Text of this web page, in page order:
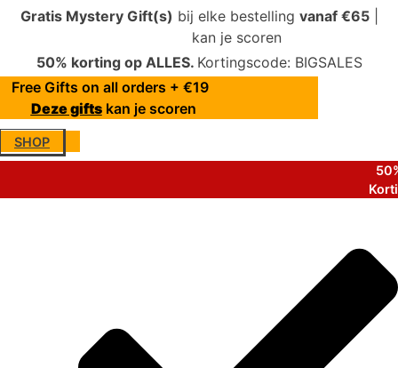
Gratis Mystery Gift(s) bij elke bestelling vanaf €65|
kan je scoren
50% korting op ALLES. Kortingscode: BIGSALES
Free Gifts on all orders + €19
Deze giftskan je scoren
SHOP